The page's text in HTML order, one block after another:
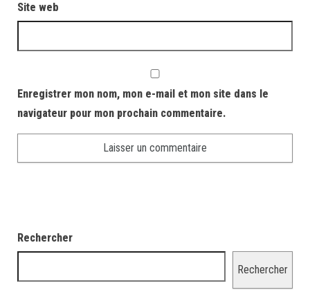
Site web
Enregistrer mon nom, mon e-mail et mon site dans le
navigateur pour mon prochain commentaire.
Rechercher
Rechercher